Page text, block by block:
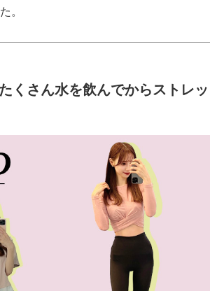
。
くさん水を飲んでからストレッ